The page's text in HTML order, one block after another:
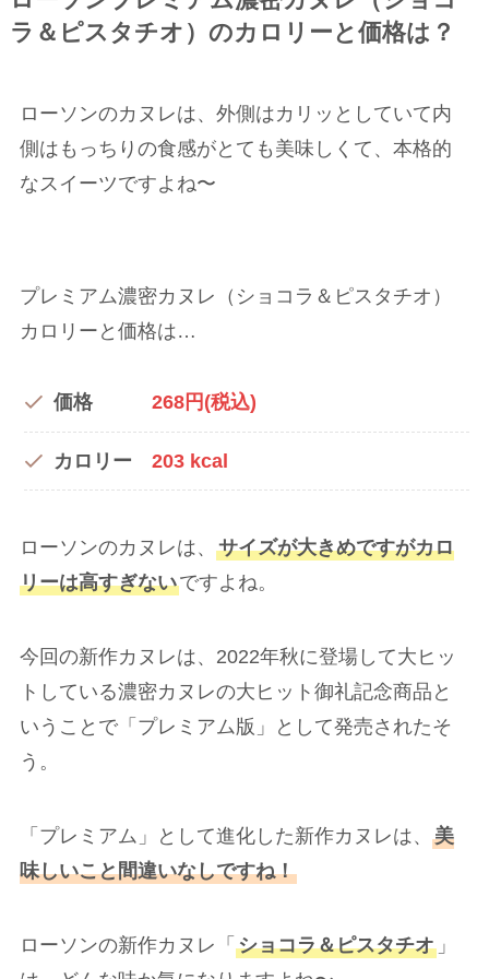
ラ＆ピスタチオ）のカロリーと価格は？
ローソンのカヌレは、外側はカリッとしていて内
側はもっちりの食感がとても美味しくて、本格的
なスイーツですよね〜
プレミアム濃密カヌレ（ショコラ＆ピスタチオ）
カロリーと価格は…
価格268円(税込)
カロリー 203 kcal
ローソンのカヌレは、 サイズが大きめですがカロ
リーは高すぎないですよね。
今回の新作カヌレは、2022年秋に登場して大ヒッ
トしている濃密カヌレの大ヒット御礼記念商品と
いうことで「プレミアム版」として発売されたそ
う。
「プレミアム」として進化した新作カヌレは、 美
味しいこと間違いなしですね！
ローソンの新作カヌレ「 ショコラ＆ピスタチオ」